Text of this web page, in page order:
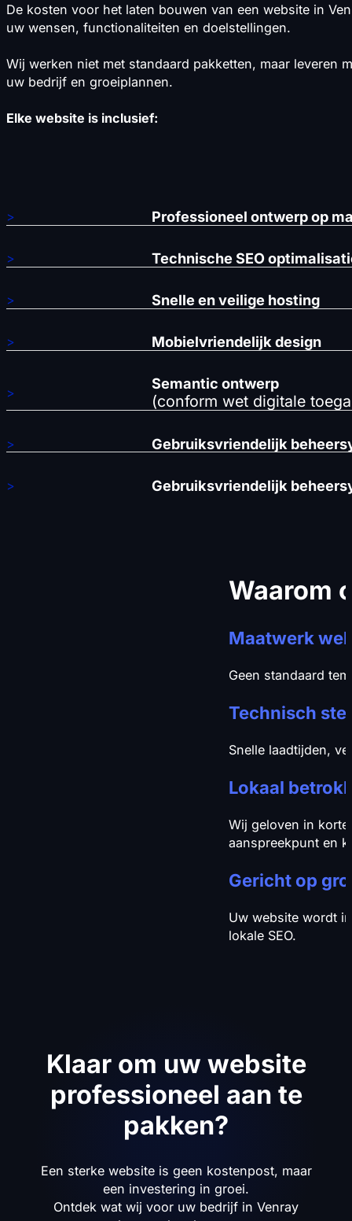
De kosten voor het laten bouwen van een website in
uw wensen, functionaliteiten en doelstellingen.
Wij werken niet met standaard pakketten, maar leveren
uw bedrijf en groeiplannen.
Elke website is inclusief:
Professioneel ontwerp op
>
Technische SEO
>
Snelle en veilige hosting
>
Mobielvriendelijk design
>
Semantic ontwerp
(conform wet digitale
>
Gebruiksvriendelijk
>
Gebruiksvriendelijk
>
Waarom
Maatwerk
Geen standaard
Technisch
Snelle laadtijden,
Lokaal
Wij geloven in
aanspreekpunt en
Gericht op
Uw website wordt
lokale SEO.
Klaar om uw website
professioneel aan te
pakken?
Een sterke website is geen kostenpost, maar
een investering in groei.
Ontdek wat wij voor uw bedrijf in Venray